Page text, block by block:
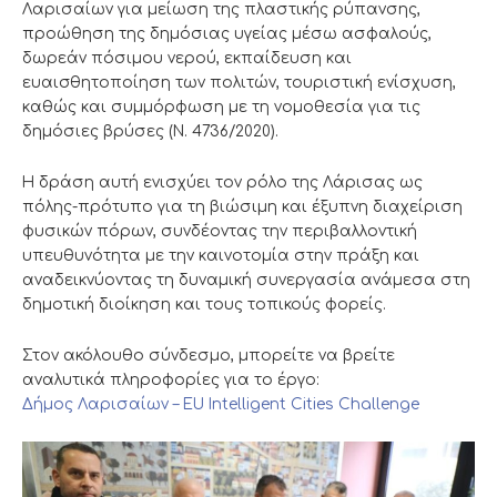
Λαρισαίων για μείωση της πλαστικής ρύπανσης,
προώθηση της δημόσιας υγείας μέσω ασφαλούς,
δωρεάν πόσιμου νερού, εκπαίδευση και
ευαισθητοποίηση των πολιτών, τουριστική ενίσχυση,
καθώς και συμμόρφωση με τη νομοθεσία για τις
δημόσιες βρύσες (Ν. 4736/2020).
Η δράση αυτή ενισχύει τον ρόλο της Λάρισας ως
πόλης-πρότυπο για τη βιώσιμη και έξυπνη διαχείριση
φυσικών πόρων, συνδέοντας την περιβαλλοντική
υπευθυνότητα με την καινοτομία στην πράξη και
αναδεικνύοντας τη δυναμική συνεργασία ανάμεσα στη
δημοτική διοίκηση και τους τοπικούς φορείς.
Στον ακόλουθο σύνδεσμο, μπορείτε να βρείτε
αναλυτικά πληροφορίες για το έργο:
Δήμος Λαρισαίων – EU Intelligent Cities Challenge